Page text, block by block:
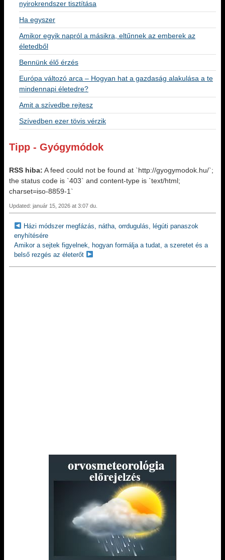
nyirokrendszer tisztítása
Ha egyszer
Amikor egyik napról a másikra, eltűnnek az emberek az
életedből
Bennünk élő érzés
Európa változó arca – Hogyan hat a gazdaság alakulása a te
mindennapi életedre?
Amit a szívedbe rejtesz
Szívedben ezer tövis vérzik
Tipp - Gyógymódok
RSS hiba: A feed could not be found at `http://gyogymodok.hu/`;
the status code is `403` and content-type is `text/html;
charset=iso-8859-1`
Updated: január 15, 2026 at 3:07 du.
Házi módszer megfázás, nátha, orrdugulás, légúti panaszok
enyhítésére
Amikor a sejtek figyelnek, hogyan formálja a tudat, a szeretet és a
belső rezgés az életerőt